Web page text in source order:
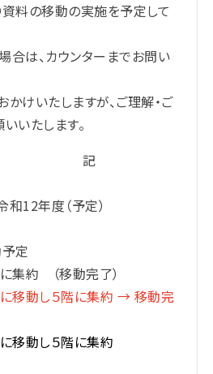
資料の移動の実施を予定して
合は、カウンターまでお問い
けいたしますが、ご理解・ご
いたします。
12年度（予定）
定
集約 （移動完了）
に移動し５階に集約 → 移動完
移動し５階に集約